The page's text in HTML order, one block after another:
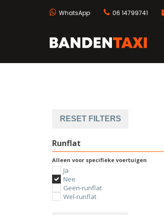
WhatsApp 06 14799741
RESET FILTERS
Runflat
Alleen voor specifieke voertuigen
Ja
Nee
Geen-runflat
Wel-runflat